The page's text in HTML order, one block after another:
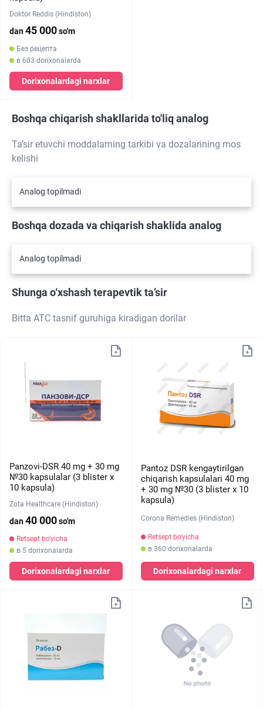
Doktor Reddis (Hindiston)
dan45 000so'm
Без рецепта
в 603 dorixonalarda
Dorixonalardagi narxlar
Boshqa chiqarish shakllarida to'liq analog
Ta’sir etuvchi moddalarning tarkibi va dozalarining mos
kelishi
Analog topilmadi
Boshqa dozada va chiqarish shaklida analog
Analog topilmadi
Shunga o‘xshash terapevtik ta’sir
Bitta ATC tasnif guruhiga kiradigan dorilar
Panzovi-DSR 40 mg + 30 mg
№30 kapsulalar (3 blister х
10 kapsula)
Zota Healthcare (Hindiston)
dan40 000so'm
Retsept bo'yicha
в 5 dorixonalarda
Dorixonalardagi narxlar
Pantoz DSR kengaytirilgan
chiqarish kapsulalari 40 mg
+ 30 mg №30 (3 blister х 10
kapsula)
Corona Remedies (Hindiston)
Retsept bo'yicha
в 360 dorixonalarda
Dorixonalardagi narxlar